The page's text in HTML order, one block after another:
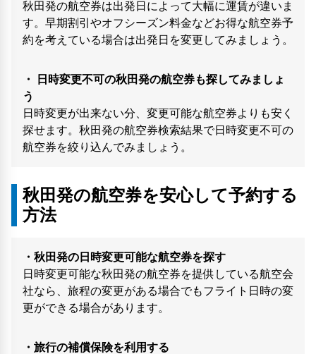
秋田発の航空券は出発日によって大幅に運賃が違いま
す。早期割引やオフシーズン料金などお得な航空券予
約を考えている場合は出発日を変更してみましょう。
・ 日時変更不可の秋田発の航空券も探してみましょ
う
日時変更が出来ない分、変更可能な航空券よりも安く
探せます。秋田発の航空券検索結果で日時変更不可の
航空券を絞り込んでみましょう。
秋田発の航空券を安心して予約する
方法
・秋田発の日時変更可能な航空券を探す
日時変更可能な秋田発の航空券を提供している航空会
社なら、旅程の変更がある場合でもフライト日時の変
更ができる場合があります。
・旅行の補償保険を利用する